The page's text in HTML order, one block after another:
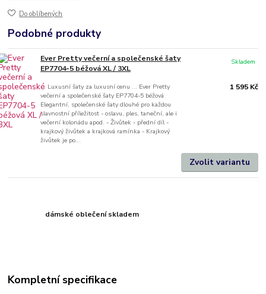
Do oblíbených
Podobné produkty
Ever Pretty večerní a společenské šaty
EP7704-5 béžová XL / 3XL
... Luxusní šaty za luxusní cenu ... Ever Pretty
večerní a společenské šaty EP7704-5 béžová
Elegantní, společenské šaty dlouhé pro každou
slavnostní příležitost - oslavu, ples, taneční, ale i
večerní kolonádu apod. - Živůtek - přední díl -
krajkový živůtek a krajková ramínka - Krajkový
živůtek je po...
1 595 Kč
Skladem
Zvolit variantu
dámské oblečení skladem
Kompletní specifikace